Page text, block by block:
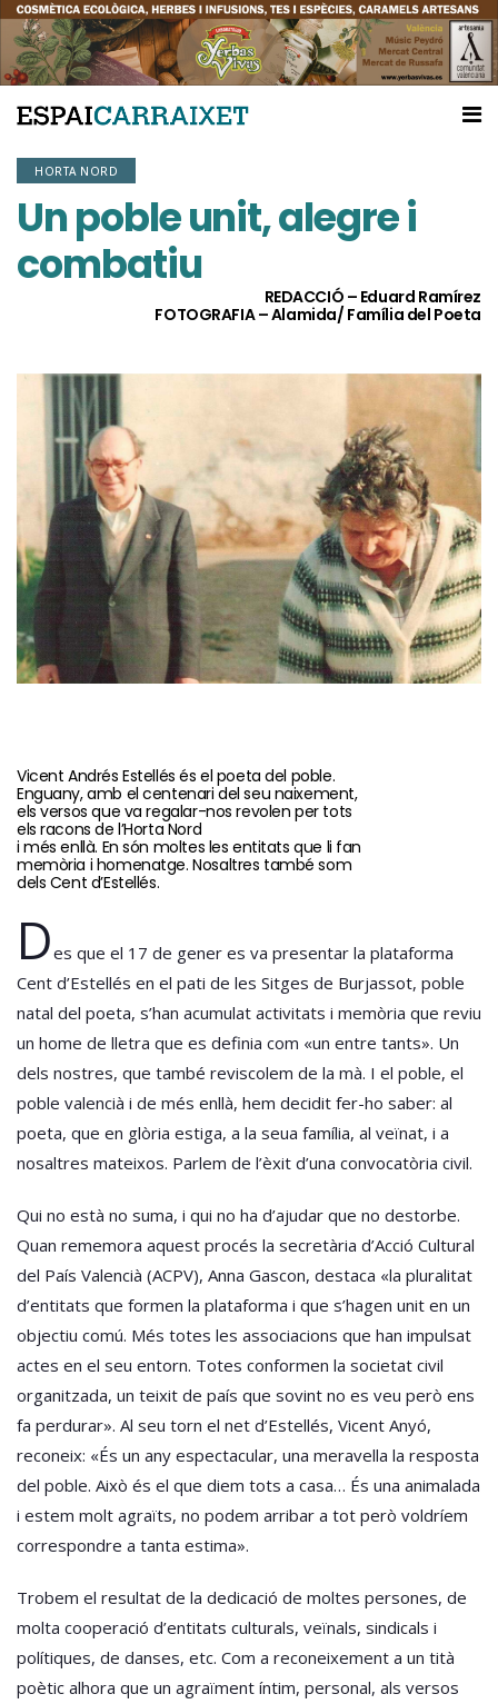
HORTA NORD
Un poble unit, alegre i
combatiu
REDACCIÓ – Eduard Ramírez
FOTOGRAFIA – Alamida/ Família del Poeta
Vicent Andrés Estellés és el poeta del poble.
Enguany, amb el centenari del seu naixement,
els versos que va regalar-nos revolen per tots
els racons de l’Horta Nord
i més enllà. En són moltes les entitats que li fan
memòria i homenatge. Nosaltres també som
dels Cent d’Estellés.
Des que el 17 de gener es va presentar la plataforma
Cent d’Estellés en el pati de les Sitges de Burjassot, poble
natal del poeta, s’han acumulat activitats i memòria que reviu
un home de lletra que es definia com «un entre tants». Un
dels nostres, que també reviscolem de la mà. I el poble, el
poble valencià i de més enllà, hem decidit fer-ho saber: al
poeta, que en glòria estiga, a la seua família, al veïnat, i a
nosaltres mateixos. Parlem de l’èxit d’una convocatòria civil.
Qui no està no suma, i qui no ha d’ajudar que no destorbe.
Quan rememora aquest procés la secretària d’Acció Cultural
del País Valencià (ACPV), Anna Gascon, destaca «la pluralitat
d’entitats que formen la plataforma i que s’hagen unit en un
objectiu comú. Més totes les associacions que han impulsat
actes en el seu entorn. Totes conformen la societat civil
organitzada, un teixit de país que sovint no es veu però ens
fa perdurar». Al seu torn el net d’Estellés, Vicent Anyó,
reconeix: «És un any espectacular, una meravella la resposta
del poble. Això és el que diem tots a casa… És una animalada
i estem molt agraïts, no podem arribar a tot però voldríem
correspondre a tanta estima».
Trobem el resultat de la dedicació de moltes persones, de
molta cooperació d’entitats culturals, veïnals, sindicals i
polítiques, de danses, etc. Com a reconeixement a un tità
poètic alhora que un agraïment íntim, personal, als versos